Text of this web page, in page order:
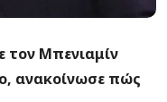
τον Μπενιαμίν
ανακοίνωσε πώς